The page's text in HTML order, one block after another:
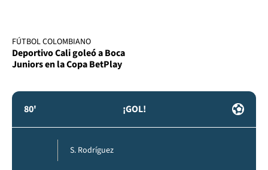
FÚTBOL COLOMBIANO
Deportivo Cali goleó a Boca
Juniors en la Copa BetPlay
80' ¡GOL!
S. Rodríguez